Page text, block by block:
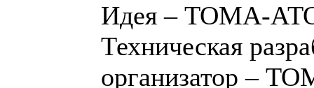
Идея – ТОМА-
Техническая
организатор –